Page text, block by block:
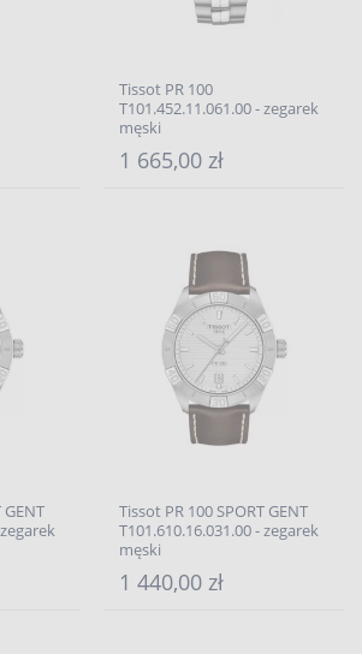
Tissot PR 100
T101.452.11.061.00 - zegarek
męski
1 665,00 zł
GENT
Tissot PR 100 SPORT GENT
T101.610.16.031.00 - zegarek
męski
1 440,00 zł